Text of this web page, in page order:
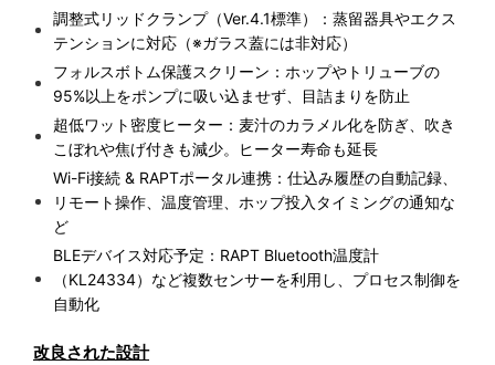
調整式リッドクランプ（Ver.4.1標準）：蒸留器具やエクス
テンションに対応（※ガラス蓋には非対応）
フォルスボトム保護スクリーン：ホップやトリューブの
95%以上をポンプに吸い込ませず、目詰まりを防止
超低ワット密度ヒーター：麦汁のカラメル化を防ぎ、吹き
こぼれや焦げ付きも減少。ヒーター寿命も延長
Wi-Fi接続 & RAPTポータル連携：仕込み履歴の自動記録、
リモート操作、温度管理、ホップ投入タイミングの通知な
ど
BLEデバイス対応予定：RAPT Bluetooth温度計
（KL24334）など複数センサーを利用し、プロセス制御を
自動化
改良された設計